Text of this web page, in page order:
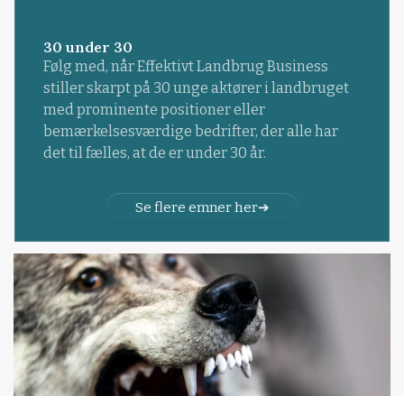
30 under 30
Følg med, når Effektivt Landbrug Business
stiller skarpt på 30 unge aktører i landbruget
med prominente positioner eller
bemærkelsesværdige bedrifter, der alle har
det til fælles, at de er under 30 år.
Se flere emner her